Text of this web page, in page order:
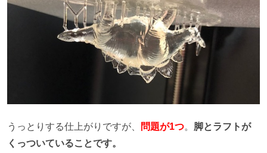
うっとりする仕上がりですが、 問題が1つ。 脚とラフトが
くっついていることです。